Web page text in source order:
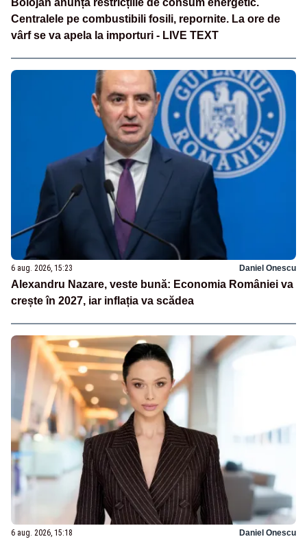
Bolojan anunță restricțiile de consum energetic.
Centralele pe combustibili fosili, repornite. La ore de
vârf se va apela la importuri - LIVE TEXT
6 aug. 2026, 15:23 Daniel Onescu
Alexandru Nazare, veste bună: Economia României va
crește în 2027, iar inflația va scădea
6 aug. 2026, 15:18 Daniel Onescu